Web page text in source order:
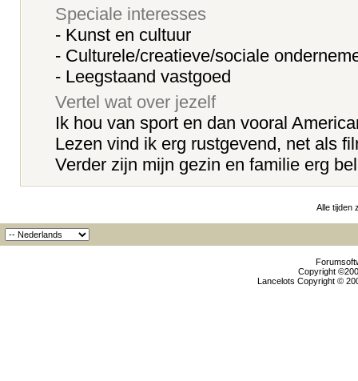
Speciale interesses
- Kunst en cultuur
- Culturele/creatieve/sociale
- Leegstaand vastgoed
Vertel wat over jezelf
Ik hou van sport en dan vooral
Lezen vind ik erg rustgevend, net als
Verder zijn mijn gezin en familie erg
Alle tijden
Copyright
Lancelots Copyright ©